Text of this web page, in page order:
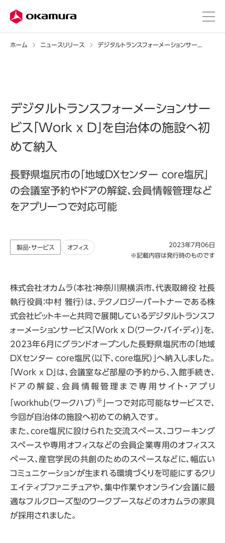
ホーム ニュースリリース
デジタルトランスフォーメーションサー
ビス「Work x D」を自治体の施設へ初
めて納入
長野県塩尻市の「地域DXセンター core塩尻」
の会議室予約やドアの解錠、会員情報管理など
をアプリ一つで対応可能
製品・サービス オフィス
2023年7月06日
※記載内容は発行時のものです
株式会社オカムラ（本社：神奈川県横浜市、代表取締役 社長
執行役員：中村 雅行）は、テクノロジーパートナーである株
式会社ビットキーと共同で展開しているデジタルトランスフ
ォーメーションサービス「Work x D（ワーク・バイ・ディ）」を、
2023年6月にグランドオープンした長野県塩尻市の「地域
DXセンター core塩尻（以下、core塩尻）」へ納入しました。
「Work x D」は、会議室など部屋の予約から、入館手続き、
ドアの解錠、会員情報管理まで専用サイト・アプリ
「workhub（ワークハブ） ※
」一つで対応可能なサービスで、
今回が自治体の施設へ初めての納入です。
また、core塩尻に設けられた交流スペース、コワーキング
スペースや専用オフィスなどの会員企業専用のオフィスス
ペース、産官学民の共創のためのスペースなどに、幅広い
コミュニケーションが生まれる環境づくりを可能にするクリ
エイティブファニチュアや、集中作業やオンライン会議に最
適なフルクローズ型のワークブースなどのオカムラの家具
が採用されました。